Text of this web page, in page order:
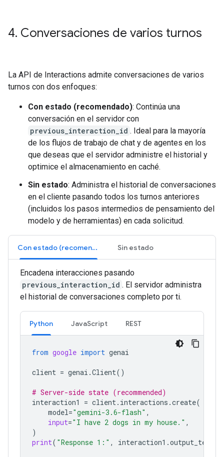
4. Conversaciones de varios turnos
La API de Interactions admite conversaciones de varios
turnos con dos enfoques:
Con estado (recomendado): Continúa una
conversación en el servidor con
previous_interaction_id . Ideal para la mayoría
de los flujos de trabajo de chat y de agentes en los
que deseas que el servidor administre el historial y
optimice el almacenamiento en caché.
Sin estado: Administra el historial de conversaciones
en el cliente pasando todos los turnos anteriores
(incluidos los pasos intermedios de pensamiento del
modelo y de herramientas) en cada solicitud.
Con estado (recomendado) Sin estado
Encadena interacciones pasando
previous_interaction_id . El servidor administra
el historial de conversaciones completo por ti.
Python JavaScript REST
from google import genai
client = genai .Client()
# Server-side state (recommended)
interaction1
= client. interactions .create(
model="gemini-3.6-flash" ,
input="I have 2 dogs in my house." ,
)
print( "Response 1:" , interaction1 .output_text